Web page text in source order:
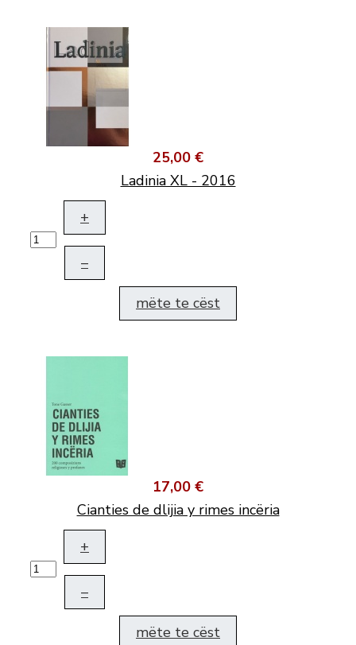
25,00 €
Ladinia XL - 2016
+
–
mëte te cëst
17,00 €
Cianties de dlijia y rimes incëria
+
–
mëte te cëst